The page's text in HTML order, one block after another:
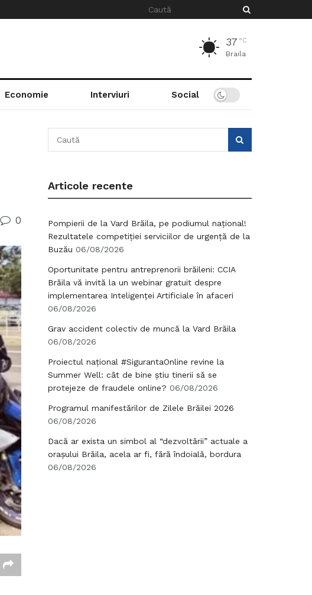
37 °C
Braila
Economie Interviuri Social
0
Articole recente
Pompierii de la Vard Brăila, pe podiumul național!
Rezultatele competiției serviciilor de urgență de la
Buzău 06/08/2026
Oportunitate pentru antreprenorii brăileni: CCIA
Brăila vă invită la un webinar gratuit despre
implementarea Inteligenței Artificiale în afaceri
06/08/2026
Grav accident colectiv de muncă la Vard Brăila
06/08/2026
Proiectul național #SigurantaOnline revine la
Summer Well: cât de bine știu tinerii să se
protejeze de fraudele online? 06/08/2026
Programul manifestărilor de Zilele Brăilei 2026
06/08/2026
Dacă ar exista un simbol al “dezvoltării” actuale a
orașului Brăila, acela ar fi, fără îndoială, bordura
06/08/2026